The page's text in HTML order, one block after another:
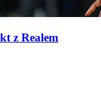
z Realem